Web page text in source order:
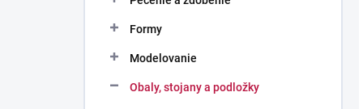
Formy
Modelovanie
Obaly, stojany a podložky